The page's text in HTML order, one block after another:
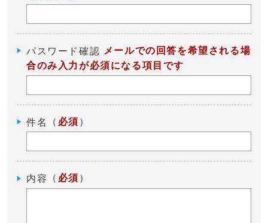
パスワード確認 メールでの回答を希望される場
合のみ入力が必須になる項目です
件名 （ 必須 ）
内容 （ 必須 ）